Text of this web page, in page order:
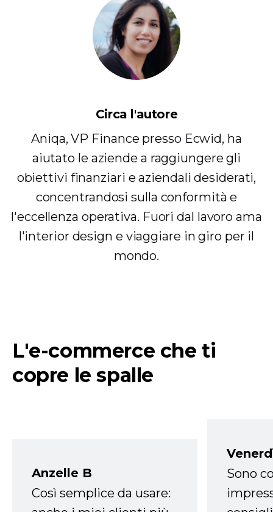
Circa l'autore
Aniqa, VP Finance presso Ecwid, ha
aiutato le aziende a raggiungere gli
obiettivi finanziari e aziendali desiderati,
concentrandosi sulla conformità e
l'eccellenza operativa. Fuori dal lavoro ama
l'interior design e viaggiare in giro per il
mondo.
L'e-commerce che ti
copre le spalle
Anzelle B
Così semplice da usare:
Sono